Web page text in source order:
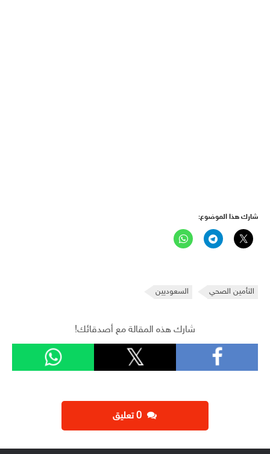
شارك هذا الموضوع:
التأمين الصحي السعوديين
شارك هذه المقالة مع أصدقائك!